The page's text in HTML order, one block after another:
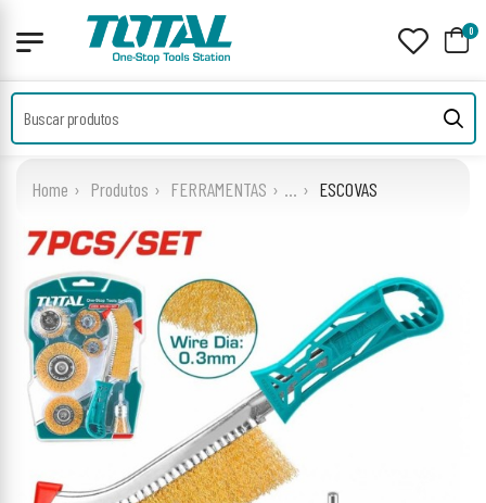
0
Home Produtos FERRAMENTAS ... ESCOVAS